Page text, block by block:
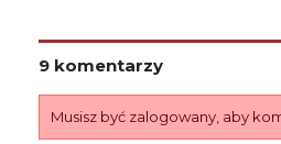
9 komentarzy
Musisz być zalogowany, aby